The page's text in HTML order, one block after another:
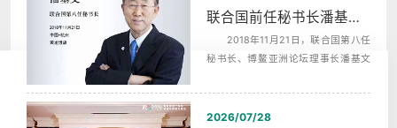
联合国前任秘书长潘基文西湖和平之夜同声传译翻译
2018年11月21日，联合国第八任
秘书长、博鳌亚洲论坛理事长潘基文
夫...
2026/07/28